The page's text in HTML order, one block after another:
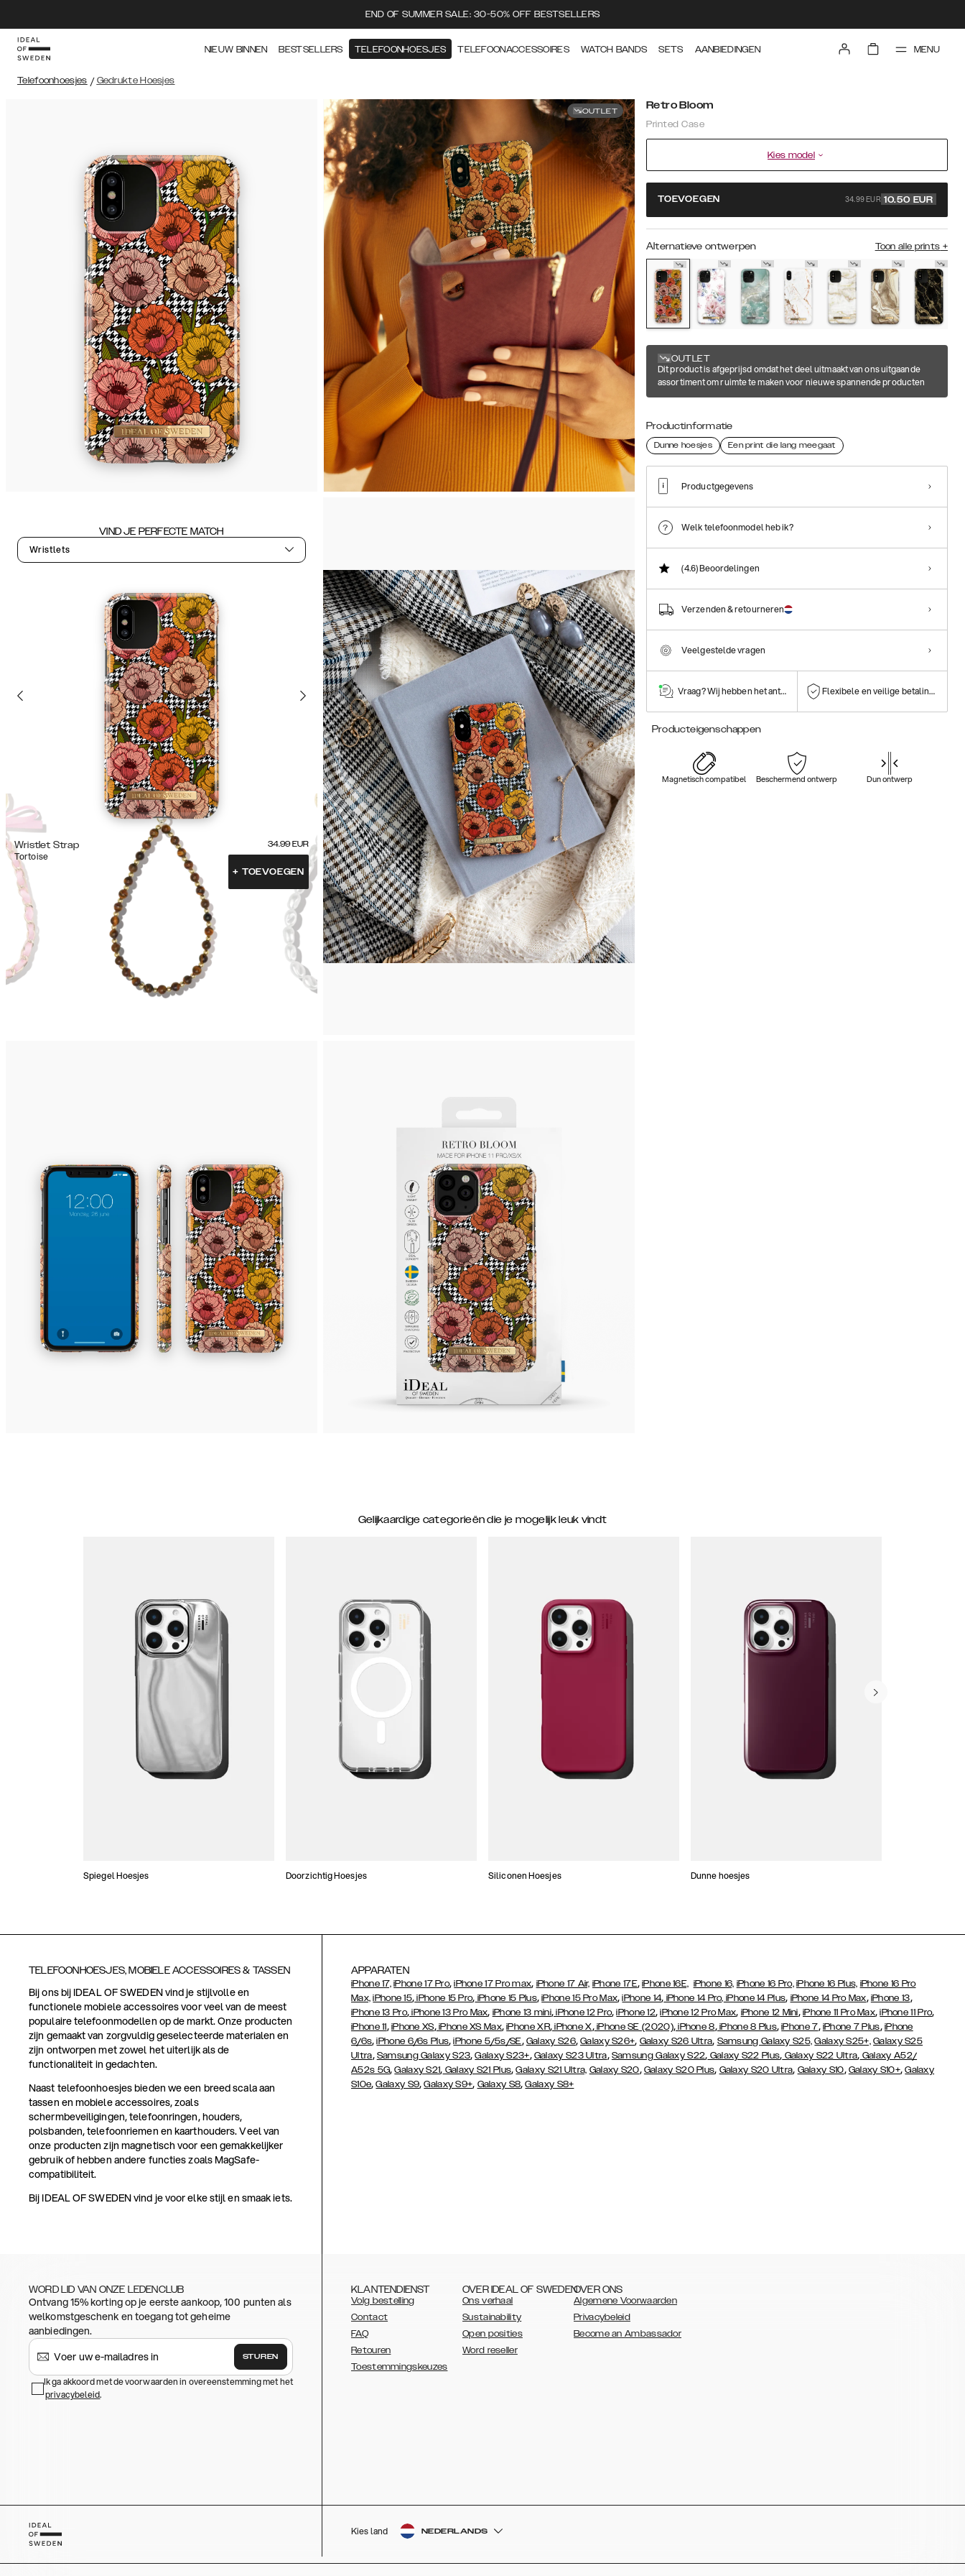
END OF SUMMER SALE: 30-50% OFF BESTSELLERS
NIEUW BINNEN BESTSELLERS TELEFOONHOESJES TELEFOONACCESSOIRES WATCH BANDS SETS AANBIEDINGEN MENU
Telefoonhoesjes / Gedrukte Hoesjes
OUTLET
VIND JE PERFECTE MATCH
Wristlets
Wristlet Strap
Tortoise
34.99 EUR
+ TOEVOEGEN
Retro Bloom
Printed Case
Kies model
TOEVOEGEN 34.99 EUR 10.50 EUR
Alternatieve ontwerpen Toon alle prints +
OUTLET
Dit product is afgeprijsd omdat het deel uitmaakt van ons uitgaande
assortiment om ruimte te maken voor nieuwe spannende producten
Productinformatie
Dunne hoesjes Een print die lang meegaat
Productgegevens
Welk telefoonmodel heb ik?
(4.6)Beoordelingen
Verzenden & retourneren
Veelgestelde vragen
Vraag? Wij hebben het antwoord! Flexibele en veilige betalingen
Producteigenschappen
Magnetisch compatibel Beschermend ontwerp Dun ontwerp
Gelijkaardige categorieën die je mogelijk leuk vindt
Spiegel Hoesjes Doorzichtig Hoesjes Siliconen Hoesjes Dunne hoesjes
TELEFOONHOESJES, MOBIELE ACCESSOIRES & TASSEN
Bij ons bij IDEAL OF SWEDEN vind je stijlvolle en
functionele mobiele accessoires voor veel van de meest
populaire telefoonmodellen op de markt. Onze producten
zijn gemaakt van zorgvuldig geselecteerde materialen en
zijn ontworpen met zowel het uiterlijk als de
functionaliteit in gedachten.
Naast telefoonhoesjes bieden we een breed scala aan
tassen en mobiele accessoires, zoals
schermbeveiligingen, telefoonringen, houders,
polsbanden, telefoonriemen en kaarthouders. Veel van
onze producten zijn magnetisch voor een gemakkelijker
gebruik of hebben andere functies zoals MagSafe-
compatibiliteit.
Bij IDEAL OF SWEDEN vind je voor elke stijl en smaak iets.
APPARATEN
iPhone 17, iPhone 17 Pro,iPhone 17 Pro max, iPhone 17 Air, iPhone 17E,iPhone 16E, iPhone 16, iPhone 16 Pro, iPhone 16 Plus, iPhone 16 Pro
Max, iPhone 15, iPhone 15 Pro, iPhone 15 Plus,iPhone 15 Pro Max,iPhone 14, iPhone 14 Pro, iPhone 14 Plus, iPhone 14 Pro Max, iPhone 13,
iPhone 13 Pro, iPhone 13 Pro Max, iPhone 13 mini,iPhone 12 Pro,iPhone 12,iPhone 12 Pro Max, iPhone 12 Mini, iPhone 11 Pro Max,iPhone 11 Pro,
iPhone 11, iPhone XS,iPhone XS Max,iPhone XR,iPhone X,iPhone SE (2020),iPhone 8,iPhone 8 Plus,iPhone 7, iPhone 7 Plus, iPhone
6/6s,iPhone 6/6s Plus,iPhone 5/5s/SE, Galaxy S26,Galaxy S26+, Galaxy S26 Ultra, Samsung Galaxy S25, Galaxy S25+, Galaxy S25
Ultra, Samsung Galaxy S23,Galaxy S23+, Galaxy S23 Ultra, Samsung Galaxy S22, Galaxy S22 Plus, Galaxy S22 Ultra, Galaxy A52/
A52s 5G,Galaxy S21, Galaxy S21 Plus,Galaxy S21 Ultra, Galaxy S20, Galaxy S20 Plus, Galaxy S20 Ultra, Galaxy S10, Galaxy S10+,Galaxy
S10e,Galaxy S9,Galaxy S9+, Galaxy S8,Galaxy S8+
WORD LID VAN ONZE LEDENCLUB
Ontvang 15% korting op je eerste aankoop, 100 punten als
welkomstgeschenk en toegang tot geheime
aanbiedingen.
STUREN
Ik ga akkoord met de voorwaarden in overeenstemming met het
privacybeleid.
KLANTENDIENST
Volg bestelling
Contact
FAQ
Retouren
Toestemmingskeuzes
OVER IDEAL OF SWEDEN
Ons verhaal
Sustainability
Open posities
Word reseller
OVER ONS
Algemene Voorwaarden
Privacybeleid
Become an Ambassador
Kies land NEDERLANDS
AUSTRALIA
ESPAÑOL